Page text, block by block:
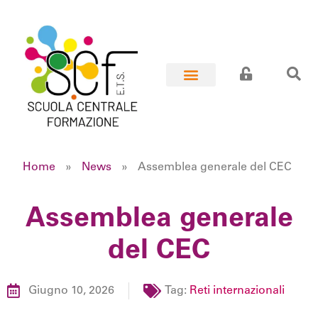
Home » News » Assemblea generale del CEC
Assemblea generale
del CEC
Giugno 10, 2026 Tag: Reti internazionali